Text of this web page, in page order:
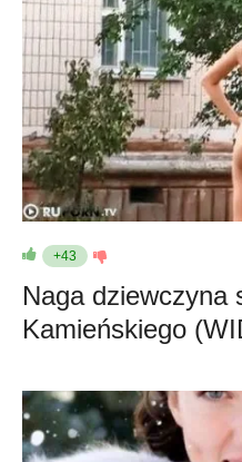
+43
Naga dziewczyna
Kamieńskiego